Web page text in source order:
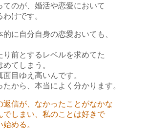
てのが、婚活や恋愛において
けです。
に自分自身の恋愛おいても、
り前とするレベルを求めてた
てしまう。
目ゆえ高いんです。
から、本当によく分かります。
返信が、なかったことがなかな
でしまい、私のことは好きで
める。